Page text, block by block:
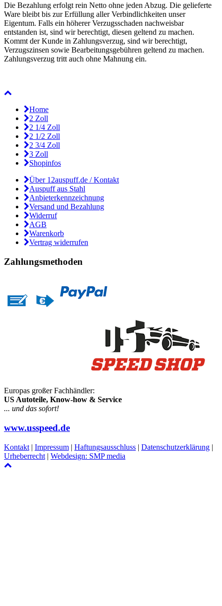
Die Bezahlung erfolgt rein Netto ohne jeden Abzug. Die gelieferte
Ware bleibt bis zur Erfüllung aller Verbindlichkeiten unser
Eigentum. Falls ein höherer Verzugsschaden nachweisbar
entstanden ist, sind wir berechtigt, diesen geltend zu machen.
Kommt der Kunde in Zahlungsverzug, sind wir berechtigt,
Verzugszinsen sowie Bearbeitungsgebühren geltend zu machen.
Zahlungsverzug tritt auch ohne Mahnung ein.
Home
2 Zoll
2 1/4 Zoll
2 1/2 Zoll
2 3/4 Zoll
3 Zoll
Shopinfos
Über 12auspuff.de / Kontakt
Auspuff aus Stahl
Anbieterkennzeichnung
Versand und Bezahlung
Widerruf
AGB
Warenkorb
Vertrag widerrufen
Zahlungsmethoden
Europas großer Fachhändler:
US Autoteile, Know-how & Service
... und das sofort!
www.usspeed.de
Kontakt | Impressum | Haftungsausschluss | Datenschutzerklärung |
Urheberrecht | Webdesign: SMP media